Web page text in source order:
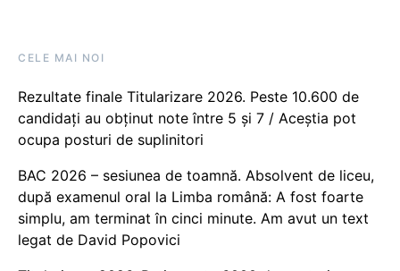
CELE MAI NOI
Rezultate finale Titularizare 2026. Peste 10.600 de
candidați au obținut note între 5 și 7 / Aceștia pot
ocupa posturi de suplinitori
BAC 2026 – sesiunea de toamnă. Absolvent de liceu,
după examenul oral la Limba română: A fost foarte
simplu, am terminat în cinci minute. Am avut un text
legat de David Popovici